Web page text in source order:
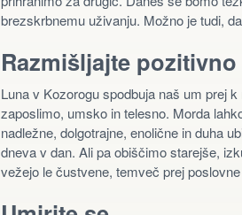
brezskrbnemu uživanju. Možno je tudi,
Razmišljajte pozitivno
Luna v Kozorogu spodbuja naš um prej
zaposlimo, umsko in telesno. Morda
nadležne, dolgotrajne, enolične in duha
dneva v dan. Ali pa obiščimo starejše,
vežejo le čustvene, temveč prej